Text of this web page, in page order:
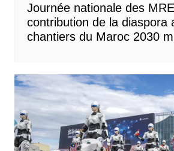
Journée nationale des
contribution de la diaspora
chantiers du Maroc 2030